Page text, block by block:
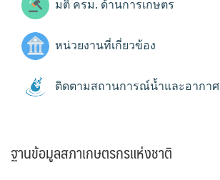
มติ ครม. ด้านการเกษตร
หน่วยงานที่เกี่ยวข้อง
ติดตามสถานการณ์น้ำและอากาศ
ฐานข้อมูลสภาเกษตรกรแห่งชาติ